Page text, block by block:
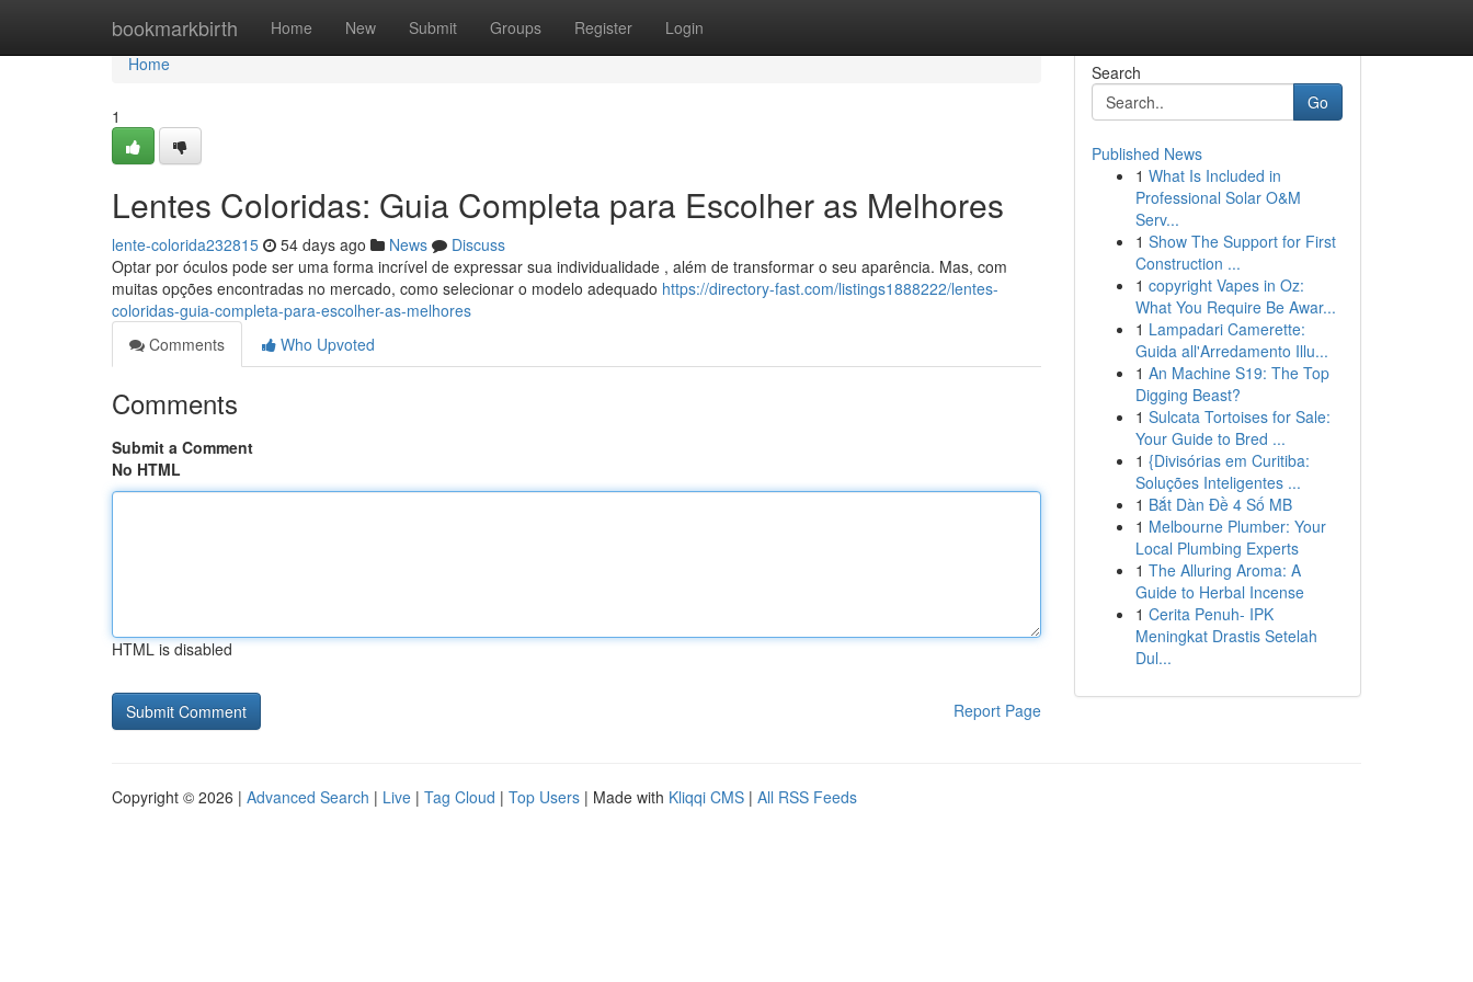
bookmarkbirth Home New Submit Groups Register Login
Home
Home
1
Lentes Coloridas: Guia Completa para Escolher as Melhores
lente-colorida232815 54 days ago News
Discuss
Optar por óculos pode ser uma forma incrível de expressar sua individualidade , além de transformar o seu aparência. Mas, com
muitas opções encontradas no mercado, como selecionar o modelo adequado https://directory-fast.com/listings1888222/lentes-
coloridas-guia-completa-para-escolher-as-melhores
Comments
Who Upvoted
Comments
Submit a Comment
No HTML
HTML is disabled
Report Page
Search
Go
Published News
1 What Is Included in
Professional Solar O&M
Serv...
1 Show The Support for First
Construction ...
1 copyright Vapes in Oz:
What You Require Be Awar...
1 Lampadari Camerette:
Guida all'Arredamento Illu...
1 An Machine S19: The Top
Digging Beast?
1 Sulcata Tortoises for Sale:
Your Guide to Bred ...
1 {Divisórias em Curitiba:
Soluções Inteligentes ...
1 Bắt Dàn Đề 4 Số MB
1 Melbourne Plumber: Your
Local Plumbing Experts
1 The Alluring Aroma: A
Guide to Herbal Incense
1 Cerita Penuh- IPK
Meningkat Drastis Setelah
Dul...
Copyright © 2026 | Advanced Search | Live | Tag Cloud | Top Users | Made with Kliqqi CMS | All RSS Feeds